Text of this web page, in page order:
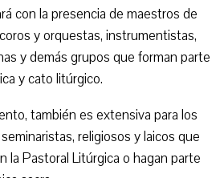
con la presencia de maestros de
y orquestas, instrumentistas,
y demás grupos que forman parte
y cato litúrgico.
también es extensiva para los
religiosos y laicos que
la Pastoral Litúrgica o hagan parte